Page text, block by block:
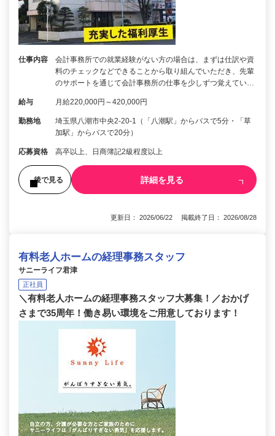
仕事内容
会計事務所での就業経験がない方の場合は、まずは仕訳や資
料のチェックなどできることから取り組んでいただき、先輩
のサポートを通じて会計事務所の仕事を少しずつ覚えてい…
給与 月給220,000円～420,000円
勤務地
埼玉県八潮市中央2-20-1（「八潮駅」からバスで5分・「草
加駅」からバスで20分）
応募資格 高卒以上、日商簿記2級程度以上
後で見る 詳細を見る
更新日： 2026/06/22 掲載終了日： 2026/08/28
有料老人ホームの経理事務スタッフ
サニーライフ君津
正社員
＼有料老人ホームの経理事務スタッフ大募集！／おかげ
さまで35周年！働き易い環境をご用意しております！